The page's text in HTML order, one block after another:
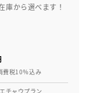
庫から選べます！
費税10％込み
チャウプラン